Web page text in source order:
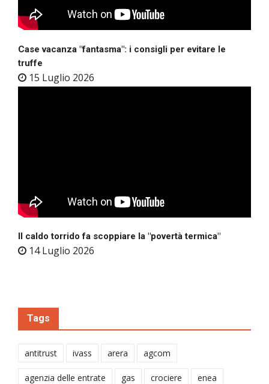
Case vacanza "fantasma": i consigli per evitare le
truffe
15 Luglio 2026
Il caldo torrido fa scoppiare la "povertà termica"
14 Luglio 2026
Tags
antitrust ivass arera agcom
agenzia delle entrate gas crociere enea